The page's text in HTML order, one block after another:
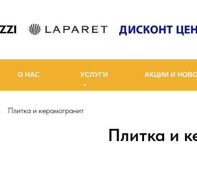
О НАС УСЛУГИ АКЦИИ И
Плитка и керамогранит
Плитка и